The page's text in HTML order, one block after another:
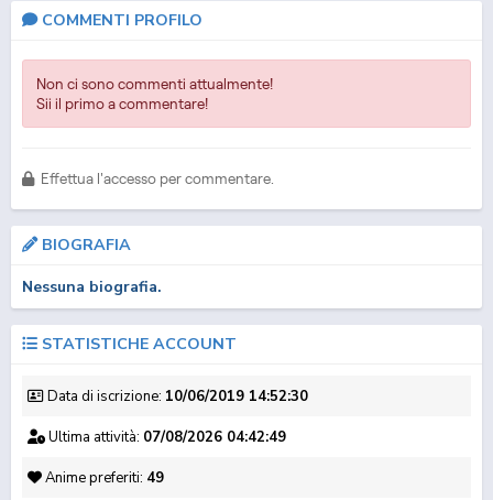
Blue Lock 2
Wistoria: Wand and
COMMENTI PROFILO
Non ci sono commenti attualmente!
Sii il primo a commentare!
Effettua l'accesso per commentare.
BIOGRAFIA
Nessuna biografia.
STATISTICHE ACCOUNT
Data di iscrizione: 10/06/2019 14:52:30
Ultima attività: 07/08/2026 04:42:49
Anime preferiti: 49